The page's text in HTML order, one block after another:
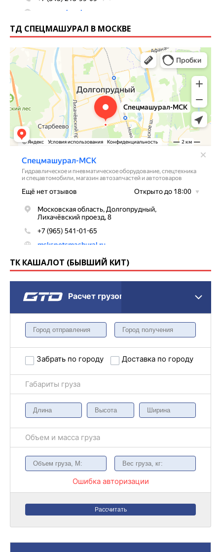
ТД СПЕЦМАШУРАЛ В МОСКВЕ
ТК КАШАЛОТ (БЫВШИЙ КИТ)
Расчет грузоперевозки
Забрать по городу Доставка по городу
Габариты груза
Объем и масса груза
Ошибка авторизации
Рассчитать